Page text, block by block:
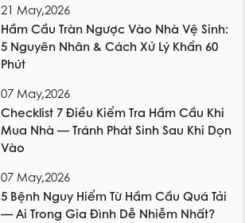
21 May,2026
Hầm Cầu Tràn Ngược Vào Nhà Vệ Sinh:
5 Nguyên Nhân & Cách Xử Lý Khẩn 60
Phút
07 May,2026
Checklist 7 Điều Kiểm Tra Hầm Cầu Khi
Mua Nhà — Tránh Phát Sinh Sau Khi Dọn
Vào
07 May,2026
5 Bệnh Nguy Hiểm Từ Hầm Cầu Quá Tải
— Ai Trong Gia Đình Dễ Nhiễm Nhất?